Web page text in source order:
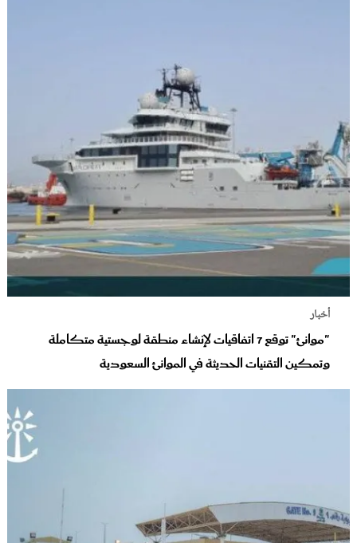
أخبار
"موانئ" توقع 7 اتفاقيات لإنشاء منطقة لوجستية متكاملة
وتمكين التقنيات الحديثة في الموانئ السعودية